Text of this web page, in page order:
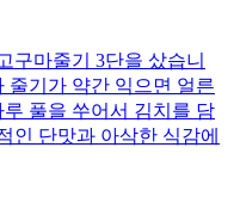
구마줄기 3단을 샀습니
줄기가 약간 익으면 얼른
풀을 쑤어서 김치를 담
인 단맛과 아삭한 식감에